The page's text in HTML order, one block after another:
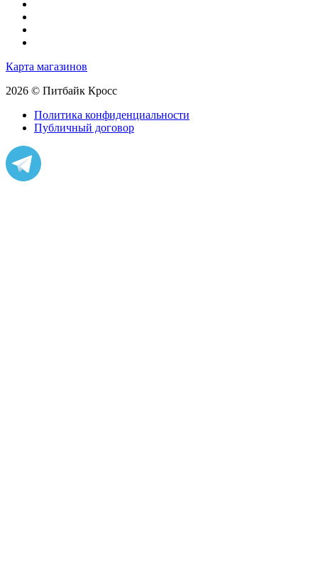
Карта магазинов
2026 © Питбайк Кросс
Политика конфиденциальности
Публичный договор